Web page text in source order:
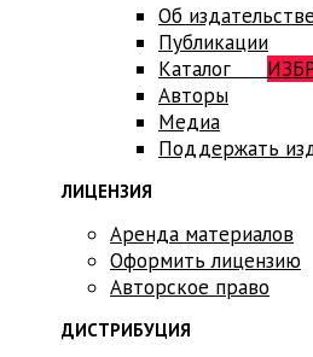
Об издательстве
Публикации
Каталог
Авторы
Медиа
Поддержать
ЛИЦЕНЗИЯ
Аренда материалов
Оформить лицензию
Авторское право
ДИСТРИБУЦИЯ